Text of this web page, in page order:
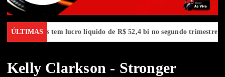
ÚLTIMAS
Petrobras tem lucro líquido de R$ 52,4 bi no segundo trimestre
Kelly Clarkson - Stronger